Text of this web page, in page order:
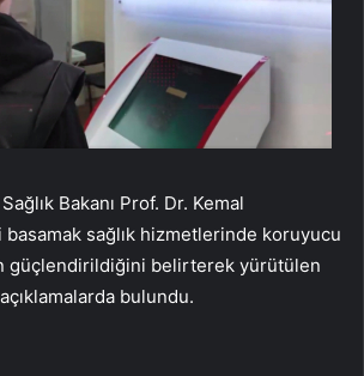
Sağlık Bakanı Prof. Dr. Kemal
sağlık hizmetlerinde koruyucu
güçlendirildiğini belirterek yürütülen
bulundu.